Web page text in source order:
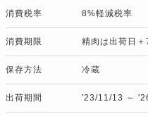
消費税率 8%軽減税率
消費期限 精肉は出荷日
保存方法 冷蔵
出荷期間 '23/11/13 ～